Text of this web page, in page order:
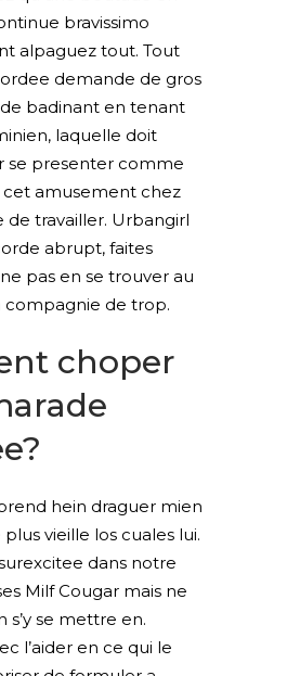
bravissimo
alpaguez tout. Tout
demande de gros
badinant en tenant
laquelle doit
se presenter comme
cet amusement chez
de travailler. Urbangirl
abrupt, faites
pas en se trouver au
compagnie de trop.
choper
hein draguer mien
vieille los cuales lui.
dans notre
Milf Cougar mais ne
s’y se mettre en.
l’aider en ce qui le